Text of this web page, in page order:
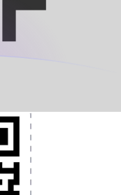
des devises,
de
Téléchargez